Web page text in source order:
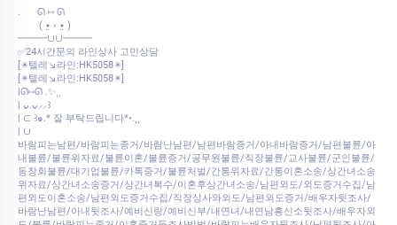
.⠀⠀ ᘏ ⑅ ᘏ
⠀⠀⠀( •̤ ༝ •̤ )
━━━∪∪━━━
✅24시간문의 라인상사 고민상담
[✴️텔레↘라인:HK5058✴️]
[✴️텔레↘라인:HK5058✴️]
|ᘏ⑅ᘏ .✨⸒⸒
| ᴗ͈.ᴗ͈⸝⸝꒱
| ⊂ ꒱๑.* 잘 부탁드립니다*•.¸¸
| ∪
바람피는남편/바람피는증거/바람난남편/남편바람증거/아내바람증거/남편불륜/아
내불륜/불륜위자료/불륜이혼/불륜증거/공무원불륜/직장불륜/교사불륜/군인불륜/
동창회불륜/대기업불륜/카톡증거/불륜처벌/간통위자료/간통이혼소송/상간녀소송
위자료/상간녀소송증거/상간녀복수/이혼후상간녀소송/남편외도/외도증거수집/남
편외도이혼소송/남편외도증거수집/직장상사와외도/남편외도증거/배우자뒷조사/
바람난남편/아내뒷조사/예비신랑/예비신부/내연녀/내연남흥신소뒷조사/배우자외